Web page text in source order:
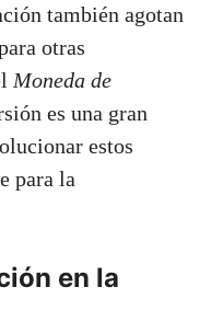
también agotan
otras
Moneda de
es una gran
estos
para la
en la